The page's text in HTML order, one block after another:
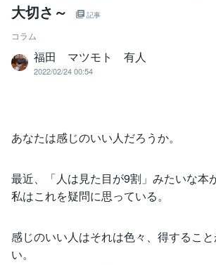
大切さ～
記事
コラム
福田 マツモト 有人
2022/02/24 00:54
あなたは感じのいい人だろうか。
最近、「人は見た目が9割」みたいな本
私はこれを疑問に思っている。
感じのいい人はそれは色々、得するこ
い。